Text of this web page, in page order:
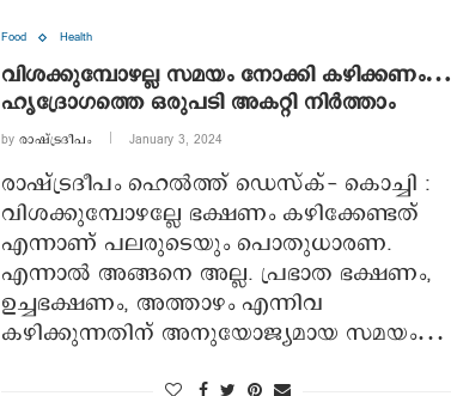
Food Health
വിശക്കുമ്പോഴല്ല സമയം നോക്കി കഴിക്കണം…
ഹൃദ്രോഗത്തെ ഒരുപടി അകറ്റി നിര്‍ത്താം
by രാഷ്ട്രദീപം January 3, 2024
രാഷ്ട്രദീപം ഹെല്‍ത്ത് ഡെസ്‌ക്‌- കൊച്ചി :
വിശക്കുമ്പോഴല്ലേ ഭക്ഷണം കഴിക്കേണ്ടത്
എന്നാണ് പലരുടെയും പൊതുധാരണ.
എന്നാല്‍ അങ്ങനെ അല്ല. പ്രഭാത ഭക്ഷണം,
ഉച്ചഭക്ഷണം, അത്താഴം എന്നിവ
കഴിക്കുന്നതിന് അനുയോജ്യമായ സമയം…